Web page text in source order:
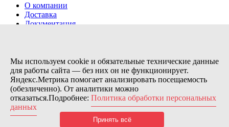
О компании
Доставка
Документация
Контакты
Заказов сегодня / Всего
18
11154
Нас можно найти тут:
© 2026 Motor Components. Все права защищены
Мы используем cookie и обязательные технические данные
для работы сайта — без них он не функционирует.
Яндекс.Метрика помогает анализировать посещаемость
(обезличенно). От аналитики можно
отказаться.Подробнее: Политика обработки персональных
данных
Принять всё